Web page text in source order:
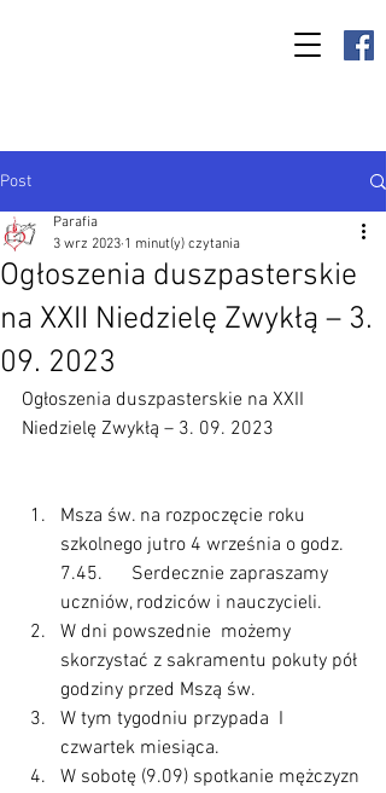
Post
Ogłoszenia duszpasterskie
na XXII Niedzielę Zwykłą – 3.
09. 2023
Parafia
3 wrz 2023 1 minut(y) czytania
Ogłoszenia duszpasterskie na XXII
Niedzielę Zwykłą – 3. 09. 2023
Msza św. na rozpoczęcie roku
szkolnego jutro 4 września o godz.
7.45.      Serdecznie zapraszamy
uczniów, rodziców i nauczycieli.
W dni powszednie  możemy
skorzystać z sakramentu pokuty pół
godziny przed Mszą św.
W tym tygodniu przypada  I
czwartek miesiąca.
W sobotę (9.09) spotkanie mężczyzn